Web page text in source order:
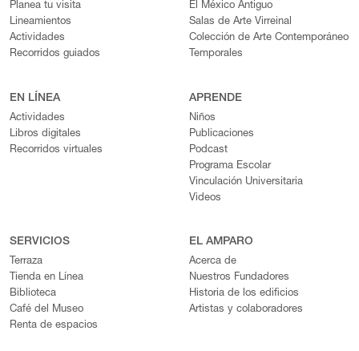
Planea tu visita
Lineamientos
Actividades
Recorridos guiados
El México Antiguo
Salas de Arte Virreinal
Colección de Arte Contemporáneo
Temporales
EN LÍNEA
Actividades
Libros digitales
Recorridos virtuales
APRENDE
Niños
Publicaciones
Podcast
Programa Escolar
Vinculación Universitaria
Videos
SERVICIOS
Terraza
Tienda en Línea
Biblioteca
Café del Museo
Renta de espacios
EL AMPARO
Acerca de
Nuestros Fundadores
Historia de los edificios
Artistas y colaboradores